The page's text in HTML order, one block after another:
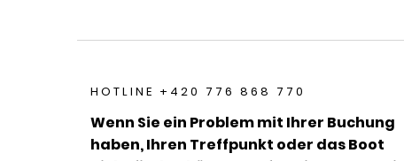
HOTLINE +420 776 868 770
Wenn Sie ein Problem mit Ihrer Buchung
haben, Ihren Treffpunkt oder das Boot